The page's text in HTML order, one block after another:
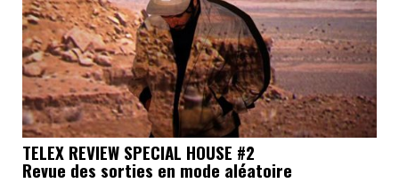
TELEX REVIEW SPECIAL HOUSE #2
Revue des sorties en mode aléatoire